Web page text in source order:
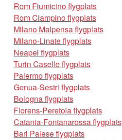
Rom Fiumicino flygplats
Rom Ciampino flygplats
Milano Malpensa flygplats
Milano-Linate flygplats
Neapel flygplats
Turin Caselle flygplats
Palermo flygplats
Genua-Sestri flygplats
Bologna flygplats
Florens-Peretola flygplats
Catania-Fontanarossa flygplats
Bari Palese flygplats